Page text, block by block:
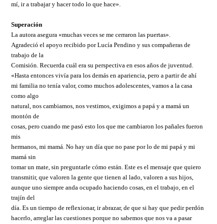
mí, ir a trabajar y hacer todo lo que hace».
Superación
La autora asegura «muchas veces se me cerraron las puertas».
Agradeció el apoyo recibido por Lucía Pendino y sus compañeras de
trabajo de la
Comisión. Recuerda cuál era su perspectiva en esos años de juventud.
«Hasta entonces vivía para los demás en apariencia, pero a partir de ahí
mi familia no tenía valor, como muchos adolescentes, vamos a la casa
como algo
natural, nos cambiamos, nos vestimos, exigimos a papá y a mamá un
montón de
cosas, pero cuando me pasó esto los que me cambiaron los pañales fueron
mis
hermanos, mi mamá. No hay un día que no pase por lo de mi papá y mi
mamá sin
tomar un mate, sin preguntarle cómo están. Este es el mensaje que quiero
transmitir, que valoren la gente que tienen al lado, valoren a sus hijos,
aunque uno siempre anda ocupado haciendo cosas, en el trabajo, en el
trajín del
día. Es un tiempo de reflexionar, ir abrazar, de que si hay que pedir perdón
hacerlo, arreglar las cuestiones porque no sabemos que nos va a pasar